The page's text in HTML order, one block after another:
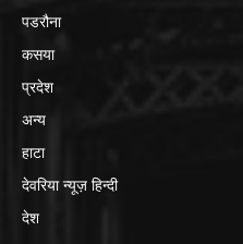
पडरौना
कसया
प्रदेश
अन्य
हाटा
देवरिया न्यूज़ हिन्दी
देश